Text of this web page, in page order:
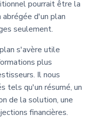
pourrait être la
d'un plan
seulement.
s'avère utile
plus
Il nous
tels qu'un résumé, un
de la solution, une
financières.